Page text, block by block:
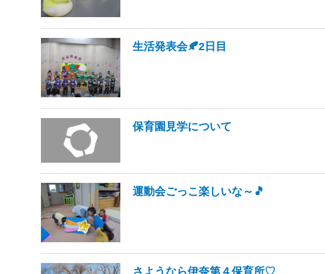
生活発表会🍂2日目
保育園見学について
運動会ごっこ楽しいな～🎵
さようなら伊奈第４保育所♡